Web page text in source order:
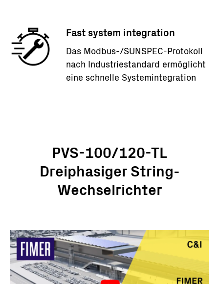
Fast system integration
Das Modbus-/SUNSPEC-Protokoll
nach Industriestandard ermöglicht
eine schnelle Systemintegration
PVS-100/120-TL
Dreiphasiger String-
Wechselrichter